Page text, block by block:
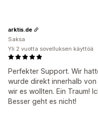
Perfekter Support. Wir
wurde direkt innerhalb
wir es wollten. Ein Traum!
Besser geht es nicht!
arktis.de
Saksa
Yli 2 vuotta sovelluksen käyttöä